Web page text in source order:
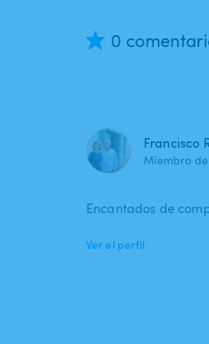
0
Francisco
Miembro
Encantados de
Ver el perfil